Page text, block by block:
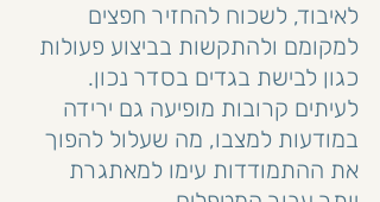
לאיבוד, לשכוח להחזיר חפצים
למקומם ולהתקשות בביצוע פעולות
כגון לבישת בגדים בסדר נכון.
לעיתים קרובות מופיעה גם ירידה
במודעות למצבו, מה שעלול להפוך
את ההתמודדות עימו למאתגרת